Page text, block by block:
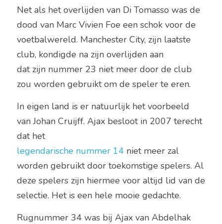
Net als het overlijden van Di Tomasso was de
dood van Marc Vivien Foe een schok voor de
voetbalwereld. Manchester City, zijn laatste
club, kondigde na zijn overlijden aan
dat zijn nummer 23 niet meer door de club
zou worden gebruikt om de speler te eren.
In eigen land is er natuurlijk het voorbeeld
van Johan Cruijff. Ajax besloot in 2007 terecht
dat het
legendarische nummer 14 niet meer zal
worden gebruikt door toekomstige spelers. Al
deze spelers zijn hiermee voor altijd lid van de
selectie. Het is een hele mooie gedachte.
Rugnummer 34 was bij Ajax van Abdelhak